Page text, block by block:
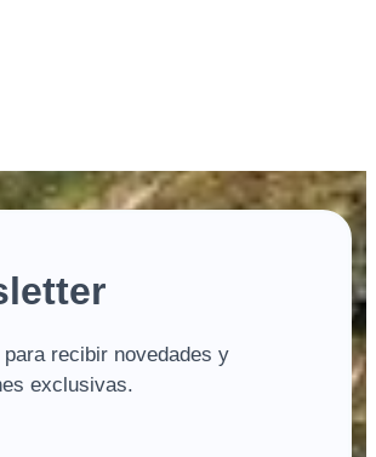
recibir novedades y
exclusivas.